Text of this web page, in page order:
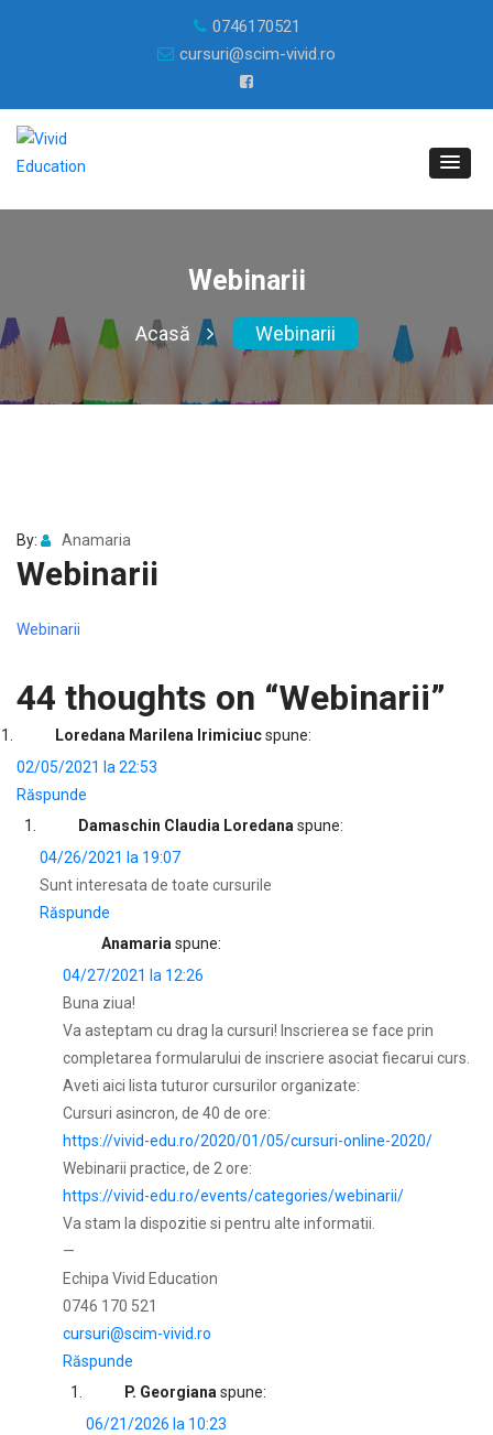
0746170521
cursuri@scim-vivid.ro
Webinarii
Acasă Webinarii
By: Anamaria
Webinarii
Webinarii
44 thoughts on “Webinarii”
Loredana Marilena Irimiciucspune:
02/05/2021 la 22:53
Răspunde
Damaschin Claudia Loredana spune:
04/26/2021 la 19:07
Sunt interesata de toate cursurile
Răspunde
Anamaria spune:
04/27/2021 la 12:26
Buna ziua!
Va asteptam cu drag la cursuri! Inscrierea se face prin
completarea formularului de inscriere asociat fiecarui curs.
Aveti aici lista tuturor cursurilor organizate:
Cursuri asincron, de 40 de ore:
https://vivid-edu.ro/2020/01/05/cursuri-online-2020/
Webinarii practice, de 2 ore:
https://vivid-edu.ro/events/categories/webinarii/
Va stam la dispozitie si pentru alte informatii.
—
Echipa Vivid Education
0746 170 521
cursuri@scim-vivid.ro
Răspunde
P. Georgiana spune:
06/21/2026 la 10:23